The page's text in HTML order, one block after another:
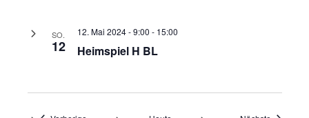
SO.
12 Heimspiel H BL
12. Mai 2024 - 9:00 - 15:00